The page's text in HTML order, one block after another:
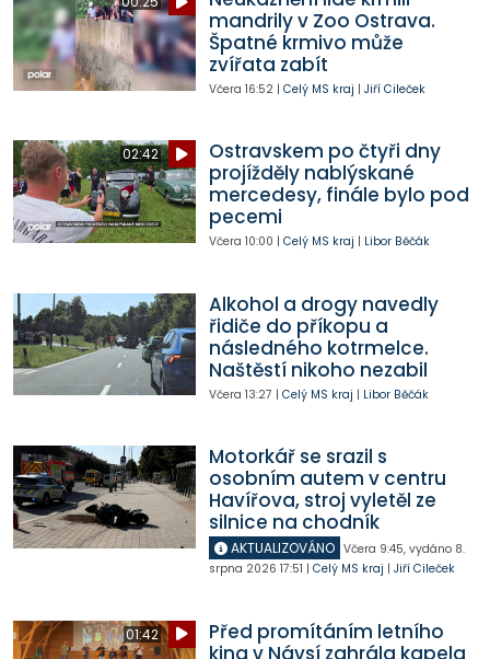
mandrily v Zoo Ostrava.
Špatné krmivo může
zvířata zabít
Včera 16:52| Celý MS kraj | Jiří Cileček
02:42
Ostravskem po čtyři dny
projížděly nablýskané
mercedesy, finále bylo pod
pecemi
Včera 10:00 | Celý MS kraj | Libor Běčák
Alkohol a drogy navedly
řidiče do příkopu a
následného kotrmelce.
Naštěstí nikoho nezabil
Včera 13:27 | Celý MS kraj | Libor Běčák
Motorkář se srazil s
osobním autem v centru
Havířova, stroj vyletěl ze
silnice na chodník
AKTUALIZOVÁNO Včera 9:45, vydáno 8.
srpna 2026 17:51 | Celý MS kraj | Jiří Cileček
01:42
Před promítáním letního
kina v Návsí zahrála kapela